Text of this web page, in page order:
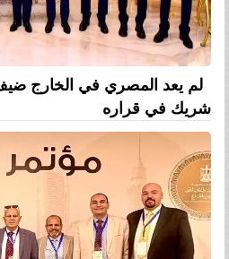
لم يعد المصري في الخارج
شريك في قراره